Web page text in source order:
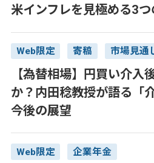
米インフレを見極める3
Web限定 寄稿 市場見通
【為替相場】円買い介入
か？内田稔教授が語る「
今後の展望
Web限定 企業年金